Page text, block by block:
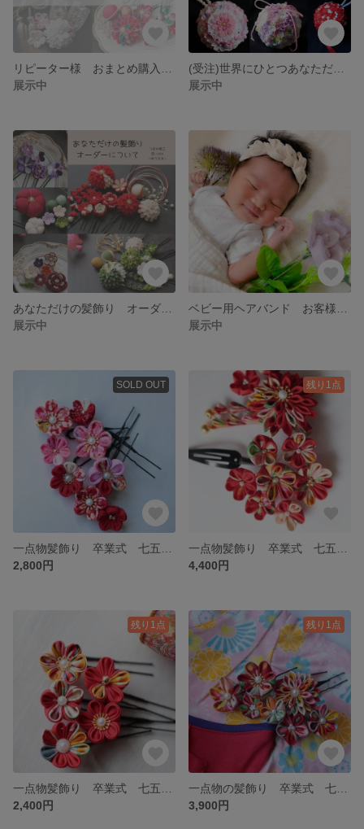
展示中
展示中
展示中
展示中
SOLD OUT
2,800円
残り1点
4,400円
残り1点
2,400円
残り1点
3,900円